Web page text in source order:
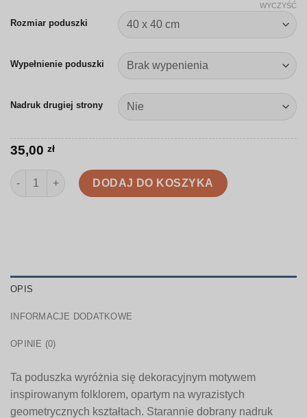
od
35,00 zł
do
103,30 zł
Rozmiar poduszki
Wypełnienie poduszki
Nadruk drugiej strony
WYCZYŚĆ
35,00 zł
ilość Poduszka | Geometryczny wzór folkowy | OR006
DODAJ DO KOSZYKA
OPIS
INFORMACJE DODATKOWE
OPINIE (0)
Ta poduszka wyróżnia się dekoracyjnym motywem
inspirowanym folklorem, opartym na wyrazistych
geometrycznych kształtach. Starannie dobrany nadruk